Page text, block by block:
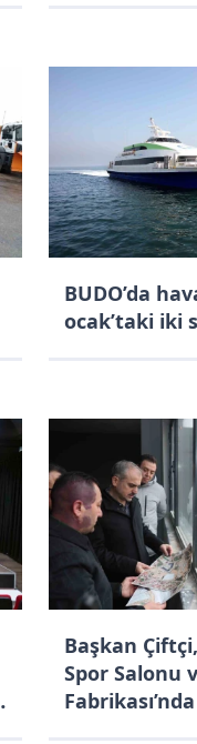
BUDO’da
ocak’taki iki
Başkan
Spor Salonu